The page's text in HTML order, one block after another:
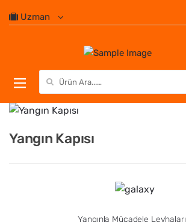
Uzman
Search for:
Yangın Kapısı
Yangınla Mücadele Levhaları